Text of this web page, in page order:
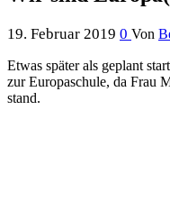
19. Februar 2019 0 Von
Etwas später als geplant
zur Europaschule, da Frau
stand.